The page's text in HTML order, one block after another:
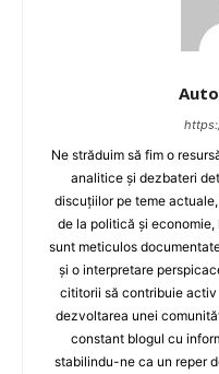
Ne străduim să fim o
analitice și dezbateri
discuțiilor pe teme
de la politică și
sunt meticulos
și o interpretare
cititorii să contribuie
dezvoltarea unei
constant blogul cu
stabilindu-ne ca un reper